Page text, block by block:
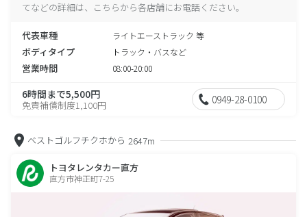
てなどの詳細は、こちらから各店舗にお電話ください。
代表車種 ライトエーストラック 等
ボディタイプ トラック・バスなど
営業時間 08:00-20:00
6時間まで5,500円
免責補償制度1,100円 0949-28-0100
ベストゴルフチクホから 2647m
トヨタレンタカー直方
直方市神正町7-25